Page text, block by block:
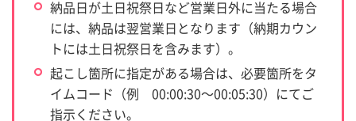
納品日が土日祝祭日など営業日外に当たる場合
には、納品は翌営業日となります（納期カウン
トには土日祝祭日を含みます）。
起こし箇所に指定がある場合は、必要箇所をタ
イムコード（例 00:00:30～00:05:30）にてご
指示ください。